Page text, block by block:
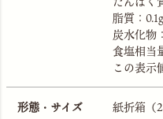
脂質：0.1g
炭水化物
食塩相当
この表示
形態・サイズ 紙折箱（